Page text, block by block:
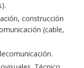
construcción
(cable,